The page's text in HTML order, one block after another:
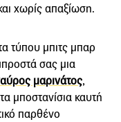
χωρίς απαξίωση.
τύπου μπιτς μπαρ
σας μια
μαρινάτος,
μποστανίσια καυτή
παρθένο